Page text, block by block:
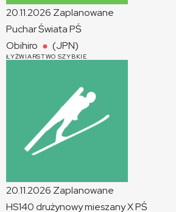
20.11.2026 Zaplanowane
Puchar ŚwiataPŚ
Obihiro
(JPN)
ŁYŻWIARSTWO SZYBKIE
20.11.2026 Zaplanowane
HS140 drużynowy mieszanyXPŚ